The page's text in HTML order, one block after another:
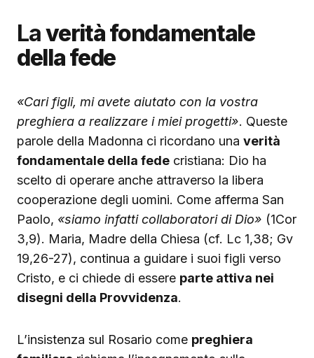
Laverità fondamentale
della fede
«Cari figli, mi avete aiutato con la vostra
preghiera a realizzare i miei progetti». Queste
parole della Madonna ci ricordano una verità
fondamentale della fede cristiana: Dio ha
scelto di operare anche attraverso la libera
cooperazione degli uomini. Come afferma San
Paolo, «siamo infatti collaboratori di Dio» (1Cor
3,9). Maria, Madre della Chiesa (cf. Lc 1,38; Gv
19,26-27), continua a guidare i suoi figli verso
Cristo, e ci chiede di essere parte attiva nei
disegni della Provvidenza.
L’insistenza sul Rosario come preghiera